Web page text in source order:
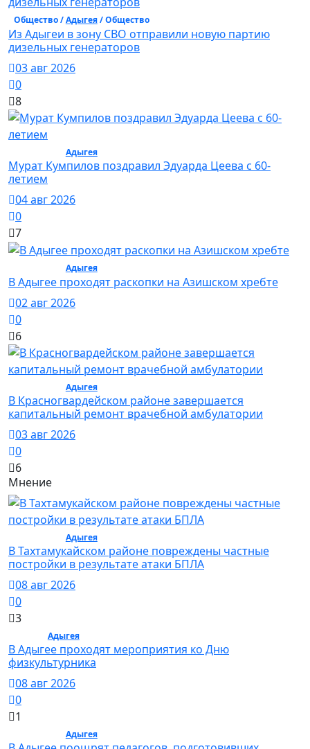
Общество /Адыгея/ Общество
Из Адыгеи в зону СВО отправили новую партию
дизельных генераторов
03 авг 2026
0
8
Адыгея/ Общество
Мурат Кумпилов поздравил Эдуарда Цеева с 60-
летием
04 авг 2026
0
7
Адыгея/ Общество
В Адыгее проходят раскопки на Азишском хребте
02 авг 2026
0
6
Адыгея/ Общество
В Красногвардейском районе завершается
капитальный ремонт врачебной амбулатории
03 авг 2026
0
6
Мнение
Адыгея/ Общество
В Тахтамукайском районе повреждены частные
постройки в результате атаки БПЛА
08 авг 2026
0
3
Адыгея/ Спорт
В Адыгее проходят мероприятия ко Дню
физкультурника
08 авг 2026
0
1
Адыгея/ Общество